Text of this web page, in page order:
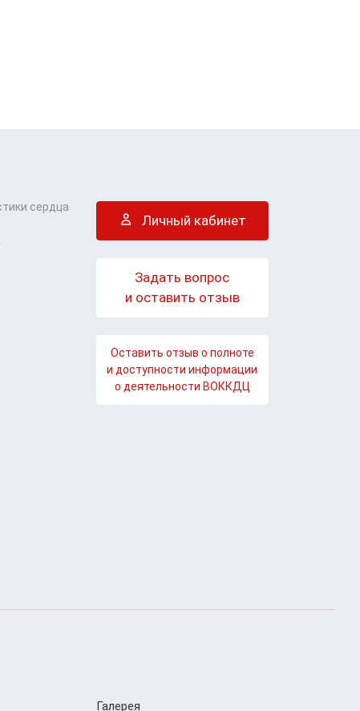
сердца
Личный кабинет
Задать вопрос
и оставить отзыв
Оставить отзыв о полноте
и доступности информации
о деятельности ВОККДЦ
Галерея